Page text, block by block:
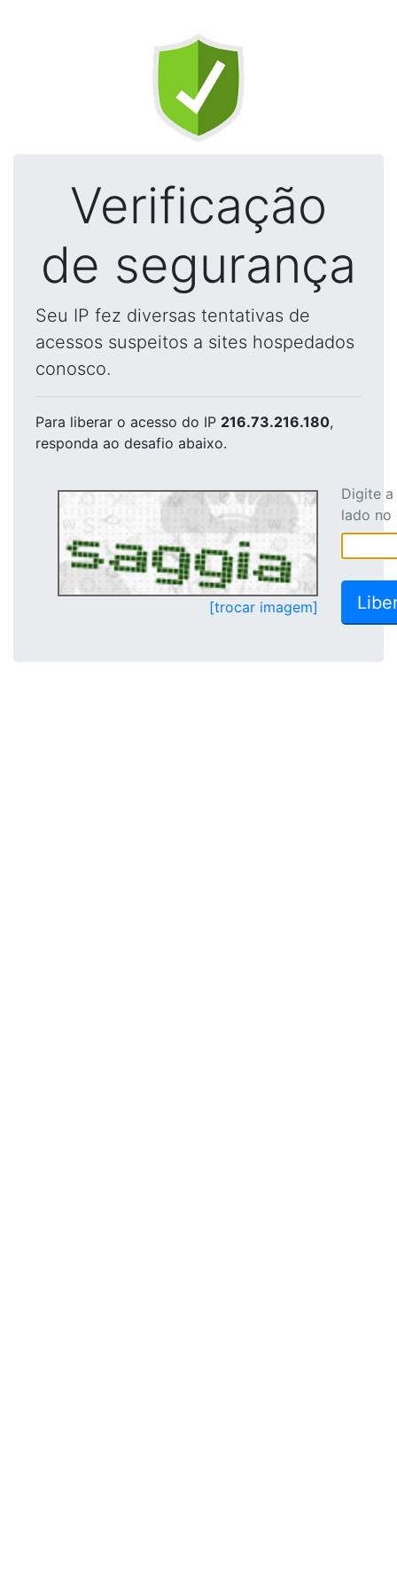
Verificação
de segurança
Seu IP fez diversas tentativas de
acessos suspeitos a sites hospedados
conosco.
Para liberar o acesso do IP 216.73.216.180,
responda ao desafio abaixo.
[trocar imagem]
Digite
lado no